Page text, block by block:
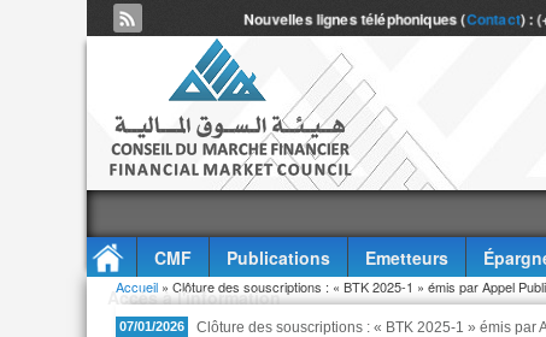
Nouvelles lignes téléphoniques (Contact) :
CMF Publications Emetteurs
Accès à l'information
Vous êtes ici
Accueil » Clôture des souscriptions : « BTK 2025-1 » émis par Appel
07/01/2026
Clôture des souscriptions : « BTK 2025-1 » émis par